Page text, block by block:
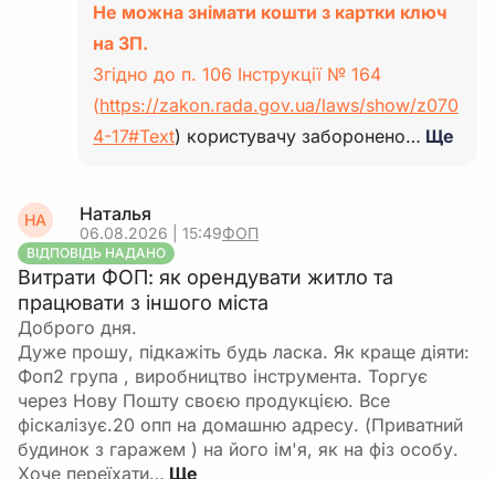
Не можна знімати кошти з картки ключ
на ЗП.
Згідно до п. 106 Інструкції № 164
(https://zakon.rada.gov.ua/laws/show/z070
4-17#Text) користувачу заборонено… Ще
НА Наталья
06.08.2026 | 15:49ФОП
ВІДПОВІДЬ НАДАНО
Витрати ФОП: як орендувати житло та
працювати з іншого міста
Доброго дня.
Дуже прошу, підкажіть будь ласка. Як краще діяти:
Фоп2 група , виробництво інструмента. Торгує
через Нову Пошту своєю продукцією. Все
фіскалізує.20 опп на домашню адресу. (Приватний
будинок з гаражем ) на його ім'я, як на фіз особу.
Хоче переїхати…